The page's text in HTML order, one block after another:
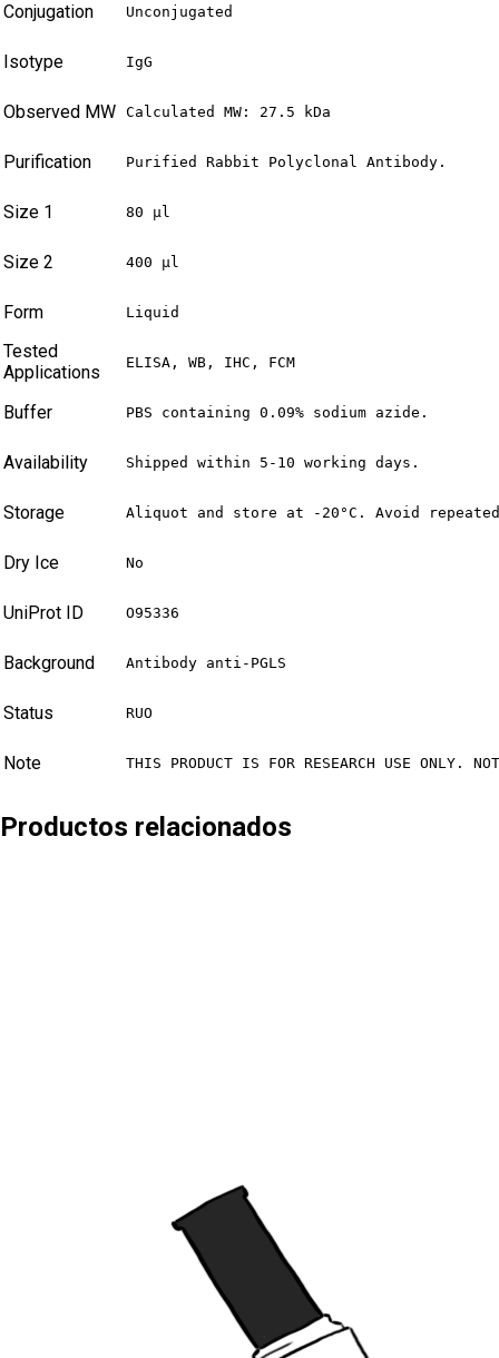
Conjugation Unconjugated
Isotype IgG
Observed MW Calculated MW: 27.5 kDa
Purification Purified Rabbit Polyclonal Antibody.
Size 1 80 µl
Size 2 400 µl
Form Liquid
Tested
Applications
ELISA, WB, IHC, FCM
Buffer PBS containing 0.09% sodium azide.
Availability Shipped within 5-10 working days.
Storage Aliquot and store at -20°C. Avoid
Dry Ice No
UniProt ID O95336
Background Antibody anti-PGLS
Status RUO
Note THIS PRODUCT IS FOR RESEARCH USE ONLY.
Productos relacionados